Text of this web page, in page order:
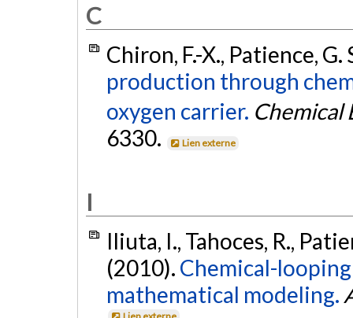
C
Chiron, F.-X., Patience,
production through
oxygen carrier. Chemical
6330.
Lien externe
I
Iliuta, I., Tahoces, R.,
(2010). Chemical-
mathematical modeling.